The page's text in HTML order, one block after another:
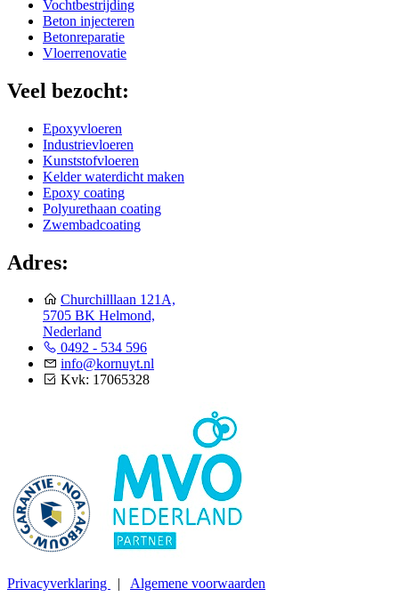
Vochtbestrijding
Beton injecteren
Betonreparatie
Vloerrenovatie
Veel bezocht:
Epoxyvloeren
Industrievloeren
Kunststofvloeren
Kelder waterdicht maken
Epoxy coating
Polyurethaan coating
Zwembadcoating
Adres:
Churchilllaan 121A,
5705 BK Helmond,
Nederland
0492 - 534 596
info@kornuyt.nl
Kvk: 17065328
Privacyverklaring | Algemene voorwaarden